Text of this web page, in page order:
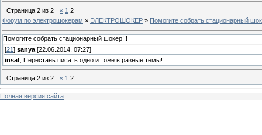
Страница 2 из 2 « 1 2
Форум по электрошокерам » ЭЛЕКТРОШОКЕР » Помогите собрать стационарный
Помогите собрать стационарный шокер!!!
[21 ] sanya [22.06.2014, 07:27]
insaf , Перестань писать одно и тоже в разные темы!
Страница 2 из 2 « 1 2
Полная версия сайта